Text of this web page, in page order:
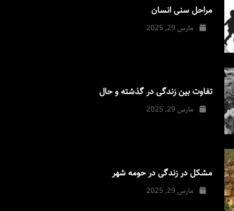
مراحل سنی انسان
مارس 29, 2025
تفاوت بین زندگی در گذشته و حال
مارس 29, 2025
مشکل در زندگی در حومه شهر
مارس 29, 2025